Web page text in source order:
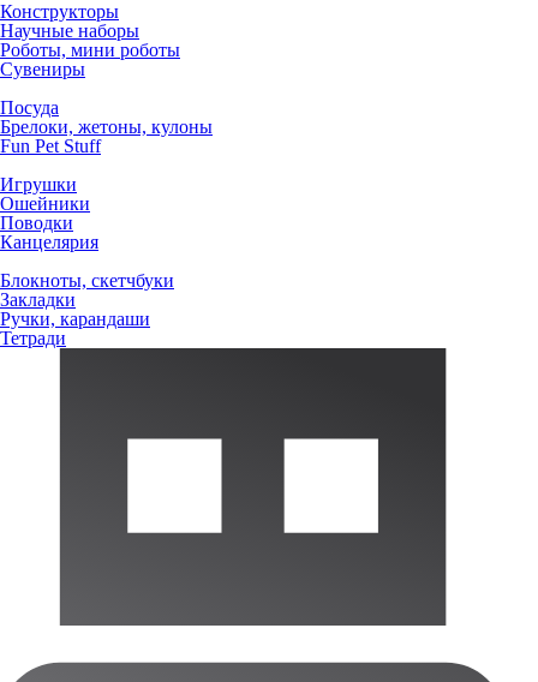
Конструкторы
Научные наборы
Роботы, мини роботы
Сувениры
Посуда
Брелоки, жетоны, кулоны
Fun Pet Stuff
Игрушки
Ошейники
Поводки
Канцелярия
Блокноты, скетчбуки
Закладки
Ручки, карандаши
Тетради